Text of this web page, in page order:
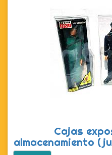
Cajas
almacenamiento